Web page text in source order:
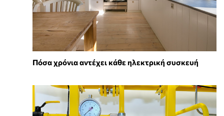
Πόσα χρόνια αντέχει κάθε ηλεκτρική συσκευή